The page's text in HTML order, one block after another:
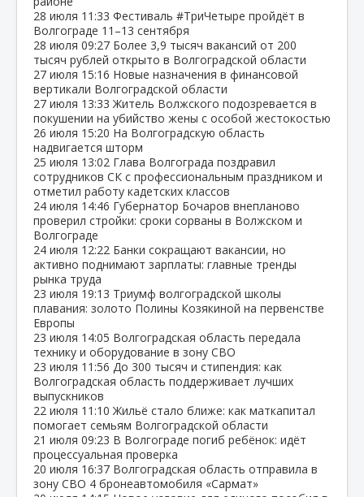
28 июля 11:33 Фестиваль #ТриЧетыре пройдёт в
Волгограде 11–13 сентября
28 июля 09:27 Более 3,9 тысяч вакансий от 200
тысяч рублей открыто в Волгоградской области
27 июля 15:16 Новые назначения в финансовой
вертикали Волгоградской области
27 июля 13:33 Житель Волжского подозревается в
покушении на убийство жены с особой жестокостью
26 июля 15:20 На Волгоградскую область
надвигается шторм
25 июля 13:02 Глава Волгограда поздравил
сотрудников СК с профессиональным праздником и
отметил работу кадетских классов
24 июля 14:46 Губернатор Бочаров внепланово
проверил стройки: сроки сорваны в Волжском и
Волгограде
24 июля 12:22 Банки сокращают вакансии, но
активно поднимают зарплаты: главные тренды
рынка труда
23 июля 19:13 Триумф волгоградской школы
плавания: золото Полины Козякиной на первенстве
Европы
23 июля 14:05 Волгоградская область передала
технику и оборудование в зону СВО
23 июля 11:56 До 300 тысяч и стипендия: как
Волгоградская область поддерживает лучших
выпускников
22 июля 11:10 Жильё стало ближе: как маткапитал
помогает семьям Волгоградской области
21 июля 09:23 В Волгограде погиб ребёнок: идёт
процессуальная проверка
20 июля 16:37 Волгоградская область отправила в
зону СВО 4 бронеавтомобиля «Сармат»